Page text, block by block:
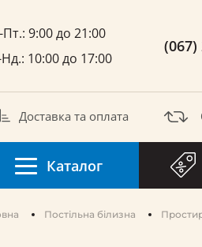
9:00 до 21:00
10:00 до 17:00
(067)
Доставка та оплата
Каталог
Постільна білизна